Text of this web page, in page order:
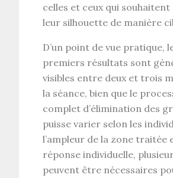
celles et ceux qui
leur silhouette de manière
D’un point de vue pratique,
premiers résultats sont
visibles entre deux et trois
la séance, bien que le
complet d’élimination des
puisse varier selon les
l’ampleur de la zone traitée
réponse individuelle,
peuvent être nécessaires